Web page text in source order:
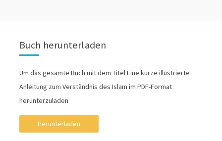
Buch herunterladen
Um das gesamte Buch mit dem Titel Eine kurze illustrierte
Anleitung zum Verständnis des Islam im PDF-Format
herunterzuladen
Herunterladen